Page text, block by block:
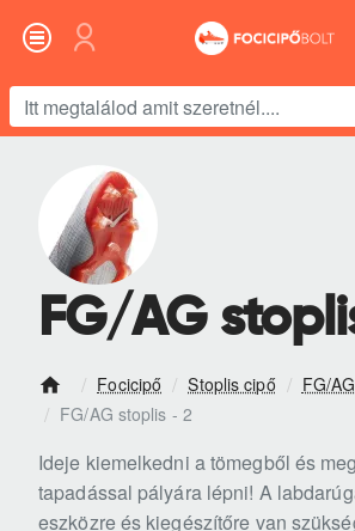
megtalálod
FG/AG
o
m
e
Focicipő Stoplis cipő
FG/
FG/AG stoplis - 2
Ideje kiemelkedni a tömegből és
tapadással pályára lépni! A
eszközre és kiegészítőre van